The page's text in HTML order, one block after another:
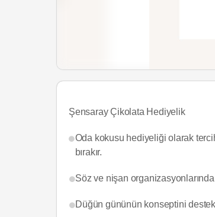
Şensaray Çikolata Hediyelik
Oda kokusu hediyeliği olarak
bırakır.
Söz ve nişan
Düğün gününün konseptini